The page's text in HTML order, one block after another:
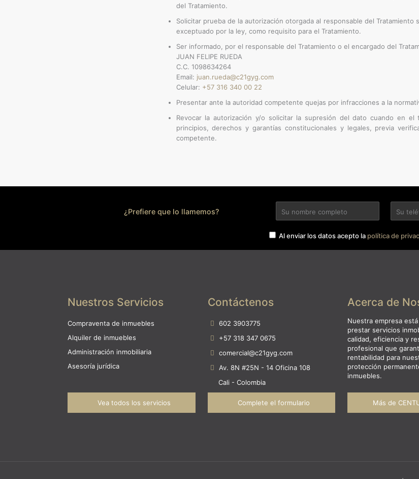
del Tratamiento.
Solicitar prueba de la autorización otorgada al responsable del Tratamiento
exceptuado por la ley, como requisito para el Tratamiento.
Ser informado, por el responsable del Tratamiento o el encargado del
JUAN FELIPE RUEDA​
C.C. ​1098634264
Email:​ juan.rueda@c21gyg.com
Celular: ​ +57 316 340 00 22
Presentar ante la autoridad competente quejas por infracciones a la
Revocar la autorización y/o solicitar la supresión del dato cuando en
principios, derechos y garantías constitucionales y legales, previa
competente.
¿Prefiere que lo llamemos?
Al enviar los datos acepto la política de
Nuestros Servicios
Compraventa de inmuebles
Alquiler de inmuebles
Administración inmobiliaria
Asesoría jurídica
Vea todos los servicios
Contáctenos
602 3903775
+57 318 347 0675
comercial@c21gyg.com
Av. 8N #25N - 14 Oficina 108
Cali - Colombia
Complete el formulario
Acerca de
Nuestra empresa
prestar servicios
calidad, eficiencia y
profesional que
rentabilidad para
protección
inmuebles.
Más de